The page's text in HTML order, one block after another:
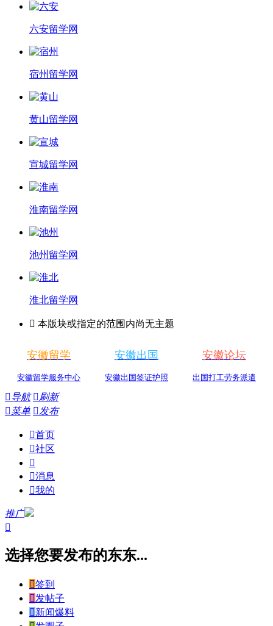
六安留学网
宿州留学网
黄山留学网
宣城留学网
淮南留学网
池州留学网
淮北留学网
 本版块或指定的范围内尚无主题
安徽留学
安徽留学服务中心
安徽出国
安徽出国签证护照
安徽论坛
出国打工劳务派遣
导航 刷新
菜单 发布
首页
社区

消息
我的
推广

选择您要发布的东东...
签到
发帖子
新闻爆料